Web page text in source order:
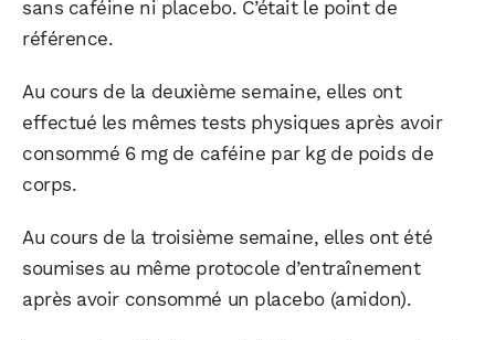
sans caféine ni placebo. C’était le point de
référence.
Au cours de la deuxième semaine, elles ont
effectué les mêmes tests physiques après avoir
consommé 6 mg de caféine par kg de poids de
corps.
Au cours de la troisième semaine, elles ont été
soumises au même protocole d’entraînement
après avoir consommé un placebo (amidon).